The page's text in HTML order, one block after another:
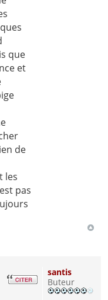
que
et
de
les
pas
santis
Buteur